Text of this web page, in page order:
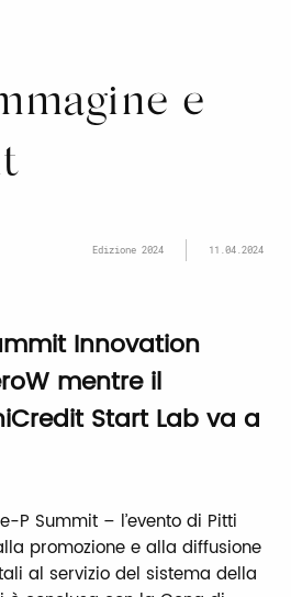
e
Edizione 2024 11.04.2024
Innovation
mentre il
Start Lab va a
P Summit – l’evento di Pitti
promozione e alla diffusione
al servizio del sistema della